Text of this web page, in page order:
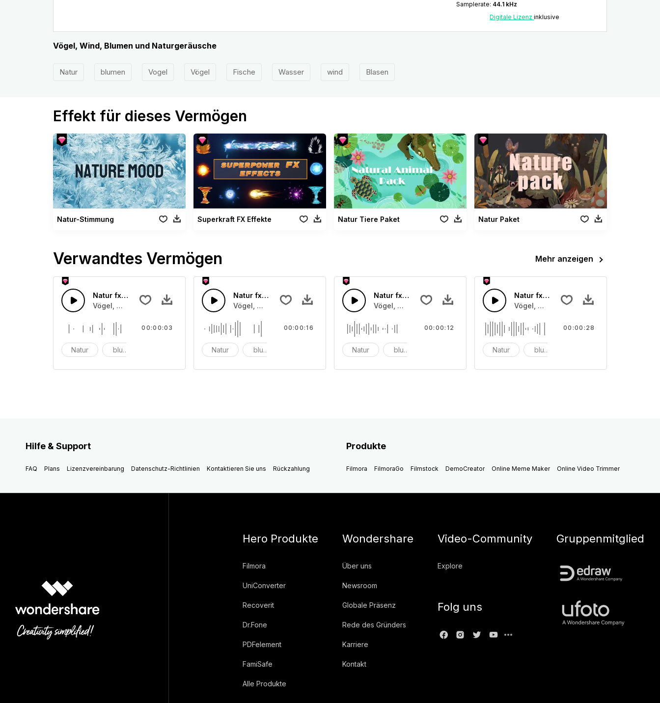
Samplerate: 44.1 kHz
Digitale Lizenzinklusive
Vögel, Wind, Blumen und Naturgeräusche
Natur blumen Vogel Vögel Fische Wasser wind Blasen
Effekt für dieses Vermögen
Natur-Stimmung Superkraft FX Effekte Natur Tiere Paket Natur Paket
Verwandtes Vermögen Mehr anzeigen
Natur fx 21
Vögel, Wind, Blumen und Naturgeräusche
Natur blumen
00:00:03
Natur fx 20
Vögel, Wind, Blumen und Naturgeräusche
Natur blumen
00:00:16
Natur fx 19
Vögel, Wind, Blumen und Naturgeräusche
Natur blumen
00:00:12
Natur fx 18
Vögel, Wind, Blumen und Naturgeräusche
Natur blumen
00:00:28
Hilfe & Support
FAQ Plans Lizenzvereinbarung Datenschutz-Richtlinien Kontaktieren Sie uns Rückzahlung
Produkte
Filmora FilmoraGo Filmstock DemoCreator Online Meme Maker Online Video Trimmer
Hero Produkte
Filmora
UniConverter
Recoverit
Dr.Fone
PDFelement
FamiSafe
Alle Produkte
Wondershare
Über uns
Newsroom
Globale Präsenz
Rede des Gründers
Karriere
Kontakt
Video-Community
Explore
Folg uns
Gruppenmitglied